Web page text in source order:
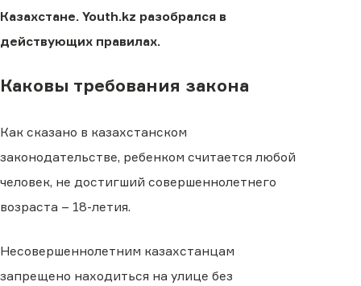
Казахстане. Youth.kz разобрался в
действующих правилах.
Каковы требования закона
Как сказано в казахстанском
законодательстве, ребенком считается любой
человек, не достигший совершеннолетнего
возраста – 18-летия.
Несовершеннолетним казахстанцам
запрещено находиться на улице без